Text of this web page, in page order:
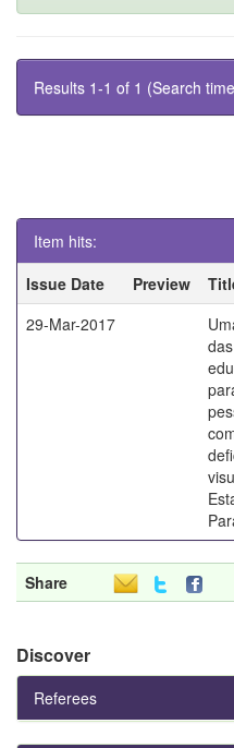
Results 1-1 of 1 (Search
Item hits:
Issue Date
Preview
29-Mar-2017
Share
Discover
Referees